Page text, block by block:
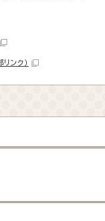
リンク）